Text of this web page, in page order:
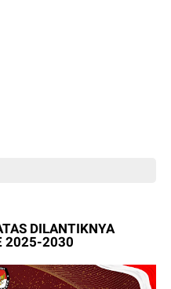
DILANTIKNYA
2025-2030